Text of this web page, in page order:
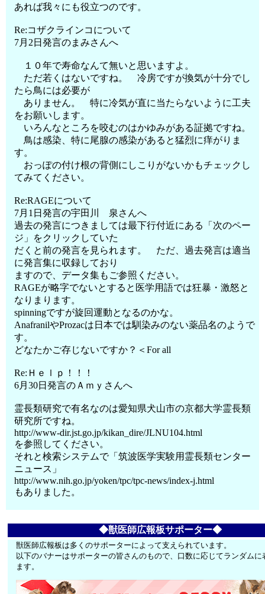
あれば我々にも役立つのです。
Re:コザクラインコについて
7月2日発言のまみさんへ
１０年で寿命なんて無いと思いますよ。
ただ若くはないですね。 冷房ですが換気が十分でし
たら鳥には必要が
ありません。 特に冷気が直に当たらないように工夫
をお願いします。
いろんなところを咬むのはかゆみがある証拠ですね。
鳥は感染、特に尾腺の感染があると猛烈に痒がりま
す。
おっぽの付け根の背側にしこりがないかもチェックし
てみてください。
Re:RAGEについて
7月1日発言の宇田川 泉さんへ
過去の発言につきましては最下行付近にある「次のペー
ジ」をクリックしていた
だくと前の発言を見られます。 ただ、過去発言は適当
に発言集に収録しており
ますので、データ集もご参照ください。
RAGEが略字でないとすると医学用語では狂暴・激怒と
なりまります。
spinningですが旋回運動となるのかな。
AnafranilやProzacは日本では馴染みのない薬品名のようで
す。
どなたかご存じないですか？＜For all
Re:Ｈｅｌｐ！！！
6月30日発言のＡｍｙさんへ
霊長類研究で有名なのは愛知県犬山市の京都大学霊長類
研究所ですね。
http://www-dir.jst.go.jp/kikan_dire/JLNU104.html
を参照してください。
それと検索システムで「筑波医学実験用霊長類センター
ニュース」
http://www.nih.go.jp/yoken/tpc/tpc-news/index-j.html
もありました。
◆獣医師広報板サポーター◆
獣医師広報板は多くのサポーターによって支えられています。
以下のバナーはサポーターの皆さんのもので、口数に応じてランダムに
ます。